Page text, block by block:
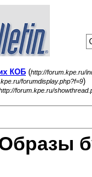
КОБ (http://forum.kpe.ru/
forumdisplay.php?f=9)
forum.kpe.ru/